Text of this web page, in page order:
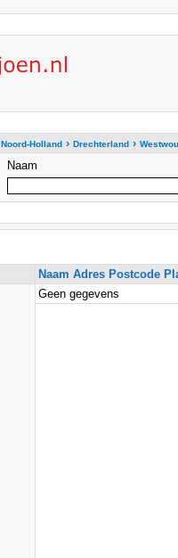
Noord-Holland› Drechterland›
Naam
Naam Adres Postcode
Geen gegevens